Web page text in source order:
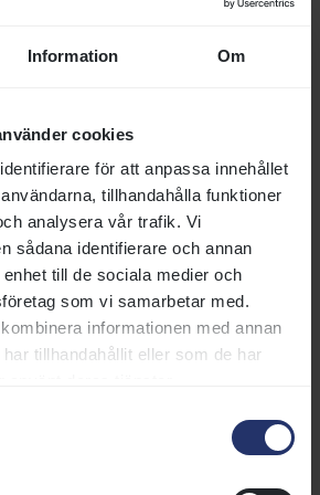
Information Om
cookies
för att anpassa innehållet
tillhandahålla funktioner
analysera vår trafik. Vi
sådana identifierare och annan
till de sociala medier och
som vi samarbetar med.
informationen med annan
tillhandahållit eller som de har
i en klass för sig
i Voterlöpning. Bättre gick det
Derby Trial. Appel Au
stort när han enkelt
från start till mål. Över
Carlos Lopez slå av på takten och
som helst sparat, det var en ren